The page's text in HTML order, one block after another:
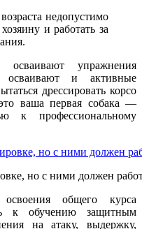
недопустимо
и работать за
осваивают упражнения
и активные
дрессировать корсо
ваша первая собака —
к профессиональному
но с ними должен
общего курса
к обучению защитным
на атаку, выдержку,